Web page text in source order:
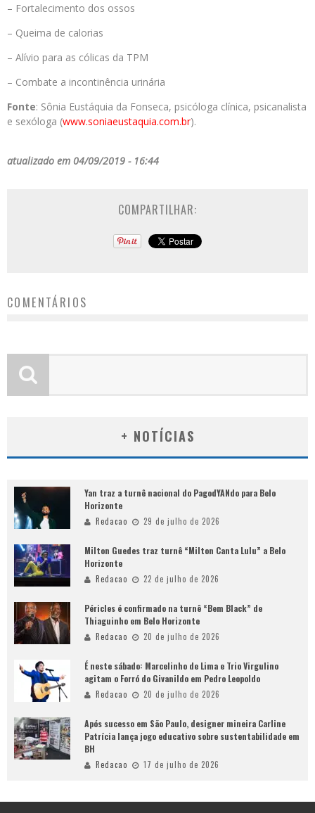
– Fortalecimento dos ossos
– Queima de calorias
– Alívio para as cólicas da TPM
– Combate a incontinência urinária
Fonte: Sônia Eustáquia da Fonseca, psicóloga clínica, psicanalista
e sexóloga (www.soniaeustaquia.com.br).
atualizado em 04/09/2019 - 16:44
COMPARTILHAR:
COMENTÁRIOS
+ NOTÍCIAS
Yan traz a turnê nacional do PagodYANdo para Belo
Horizonte
Redacao 29 de julho de 2026
Milton Guedes traz turnê “Milton Canta Lulu” a Belo
Horizonte
Redacao 22 de julho de 2026
Péricles é confirmado na turnê “Bem Black” de
Thiaguinho em Belo Horizonte
Redacao 20 de julho de 2026
É neste sábado: Marcelinho de Lima e Trio Virgulino
agitam o Forró do Givanildo em Pedro Leopoldo
Redacao 20 de julho de 2026
Após sucesso em São Paulo, designer mineira Carline
Patrícia lança jogo educativo sobre sustentabilidade em
BH
Redacao 17 de julho de 2026